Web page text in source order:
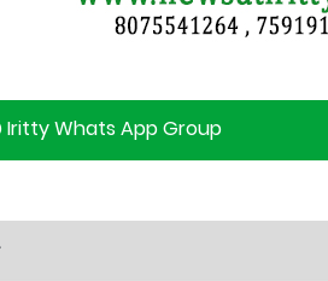
Iritty Whats App Group